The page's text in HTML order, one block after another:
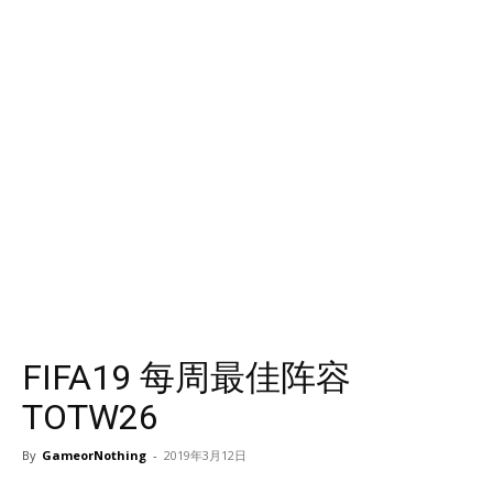
FIFA19 每周最佳阵容
TOTW26
By GameorNothing - 2019年3月12日